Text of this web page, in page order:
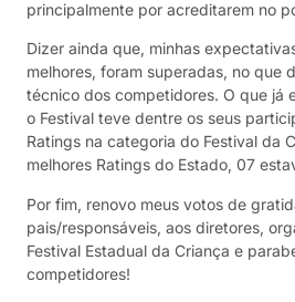
principalmente por acreditarem no
Dizer ainda que, minhas
melhores, foram superadas, no que
técnico dos competidores. O que já
o Festival teve dentre os seus
Ratings na categoria do Festival da
melhores Ratings do Estado, 07
Por fim, renovo meus votos de
pais/responsáveis, aos diretores,
Festival Estadual da Criança e
competidores!